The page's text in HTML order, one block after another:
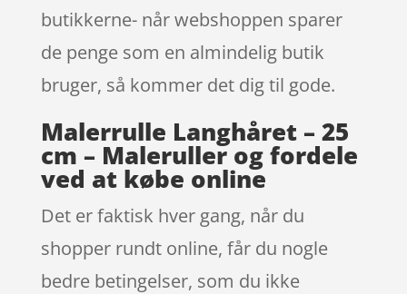
butikkerne- når webshoppen sparer
de penge som en almindelig butik
bruger, så kommer det dig til gode.
Malerrulle Langhåret – 25
cm – Maleruller og fordele
ved at købe online
Det er faktisk hver gang, når du
shopper rundt online, får du nogle
bedre betingelser, som du ikke